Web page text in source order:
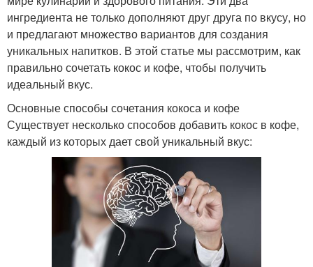
ингредиента не только дополняют друг друга по вкусу, но
и предлагают множество вариантов для создания
уникальных напитков. В этой статье мы рассмотрим, как
правильно сочетать кокос и кофе, чтобы получить
идеальный вкус.
Основные способы сочетания кокоса и кофе
Существует несколько способов добавить кокос в кофе,
каждый из которых дает свой уникальный вкус: